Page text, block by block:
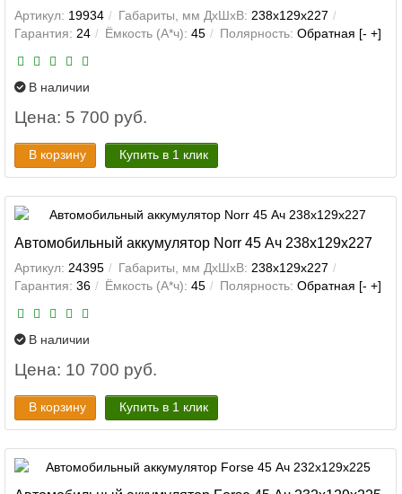
Артикул: 19934 Габариты, мм ДхШхВ: 238x129x227
Гарантия: 24 Ёмкость (А*ч): 45 Полярность: Обратная [- +]
В наличии
Цена: 5 700 руб.
В корзину Купить в 1 клик
Автомобильный аккумулятор Norr 45 Ач 238x129x227
Артикул: 24395 Габариты, мм ДхШхВ: 238x129x227
Гарантия: 36 Ёмкость (А*ч): 45 Полярность: Обратная [- +]
В наличии
Цена: 10 700 руб.
В корзину Купить в 1 клик